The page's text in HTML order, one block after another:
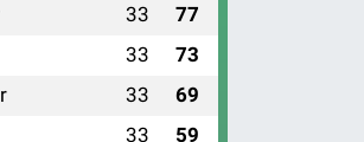
33 77
33 73
33 69
33 59